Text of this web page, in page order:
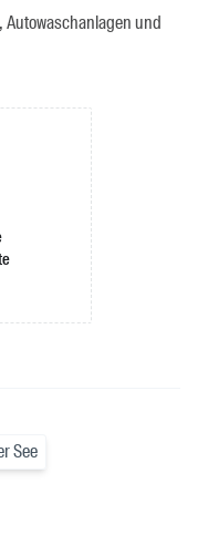
Autowaschanlagen und
See